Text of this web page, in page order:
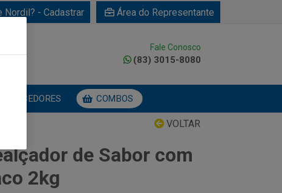
Nordil? - Cadastrar Área do Representante
Fale Conosco
(83) 3015-8080
COMBOS
VOLTAR
de Sabor com
2kg